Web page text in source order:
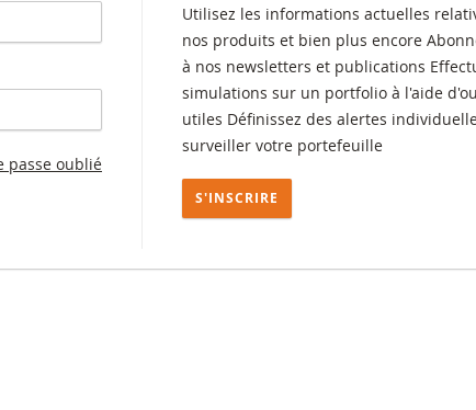
passe oublié
Utilisez les informations actuelles
nos produits et bien plus encore
à nos newsletters et publications
simulations sur un portfolio à l'aide
utiles Définissez des alertes
surveiller votre portefeuille
S'INSCRIRE